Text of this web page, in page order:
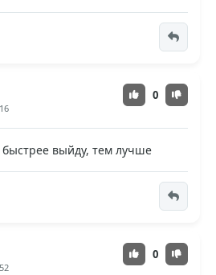
0
выйду, тем лучше
0